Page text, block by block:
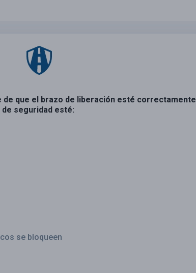
de que el brazo de liberación esté correctamente
seguridad esté:
se bloqueen